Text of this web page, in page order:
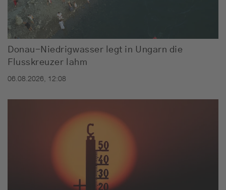
Donau-Niedrigwasser legt in Ungarn die
Flusskreuzer lahm
06.08.2026, 12:08